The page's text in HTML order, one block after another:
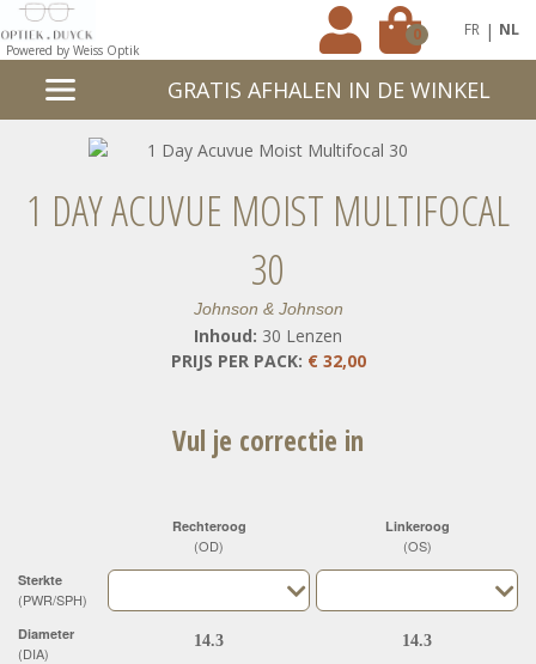
Powered by Weiss Optik
0 FR | NL
GRATIS AFHALEN IN DE WINKEL
1 DAY ACUVUE MOIST MULTIFOCAL
30
Johnson & Johnson
Inhoud: 30 Lenzen
PRIJS PER PACK: € 32,00
Vul je correctie in
Sterkte
(PWR/SPH)
Diameter
(DIA)
Rechteroog
(OD)
Linkeroog
(OS)